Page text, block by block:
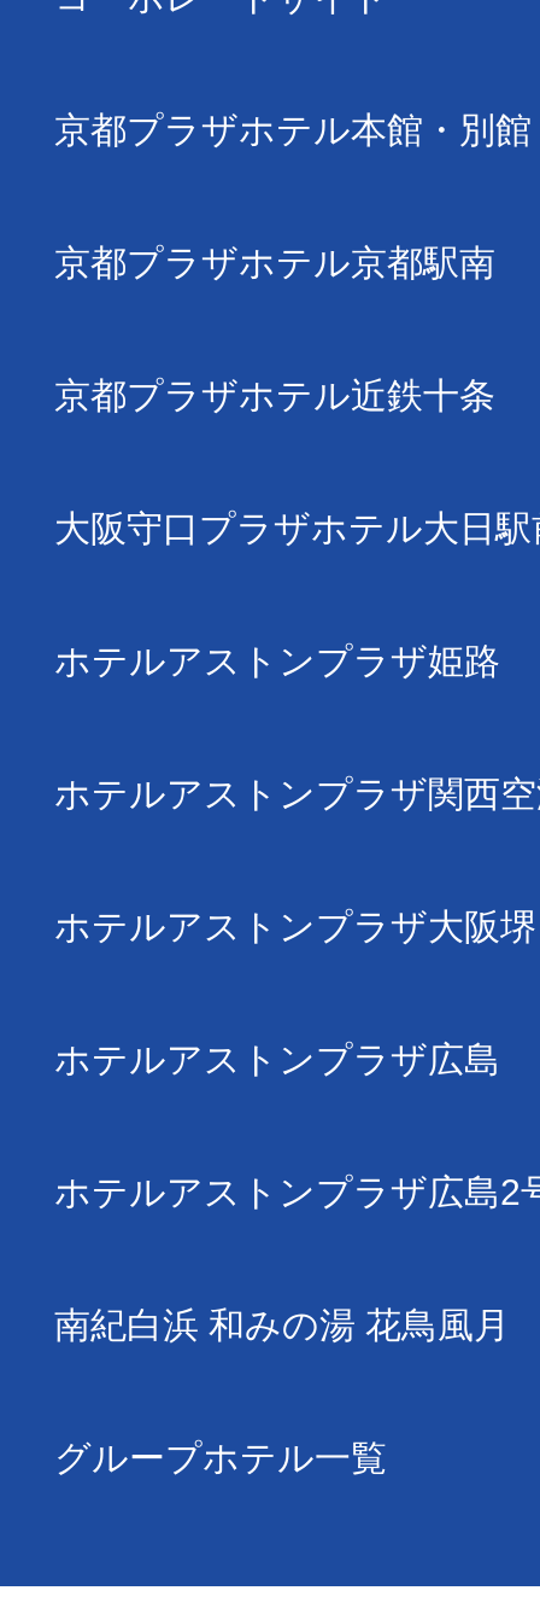
京都プラザホテル本館・別館
京都プラザホテル京都駅南
京都プラザホテル近鉄十条
大阪守口プラザホテル大日駅
ホテルアストンプラザ姫路
ホテルアストンプラザ関西
ホテルアストンプラザ大阪堺
ホテルアストンプラザ広島
ホテルアストンプラザ広島2
南紀白浜 和みの湯 花鳥風月
グループホテル一覧